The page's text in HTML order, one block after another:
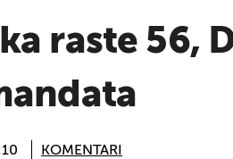
raste 56,
KOMENTARI